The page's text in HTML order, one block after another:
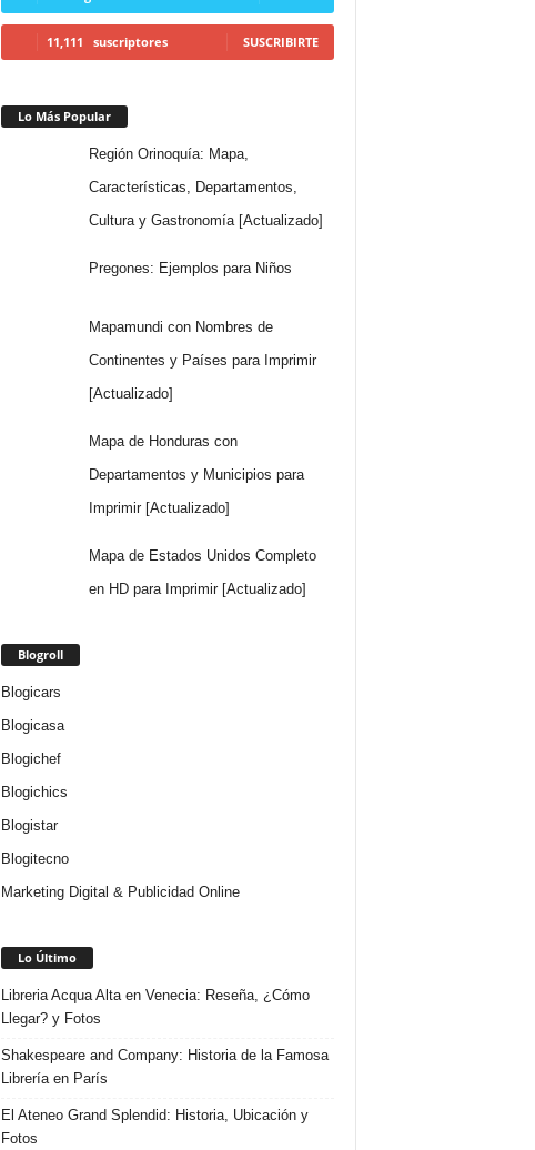
11,111 suscriptores SUSCRIBIRTE
Lo Más Popular
Región Orinoquía: Mapa,
Características, Departamentos,
Cultura y Gastronomía [Actualizado]
Pregones: Ejemplos para Niños
Mapamundi con Nombres de
Continentes y Países para Imprimir
[Actualizado]
Mapa de Honduras con
Departamentos y Municipios para
Imprimir [Actualizado]
Mapa de Estados Unidos Completo
en HD para Imprimir [Actualizado]
Blogroll
Blogicars
Blogicasa
Blogichef
Blogichics
Blogistar
Blogitecno
Marketing Digital & Publicidad Online
Lo Último
Libreria Acqua Alta en Venecia: Reseña, ¿Cómo
Llegar? y Fotos
Shakespeare and Company: Historia de la Famosa
Librería en París
El Ateneo Grand Splendid: Historia, Ubicación y
Fotos